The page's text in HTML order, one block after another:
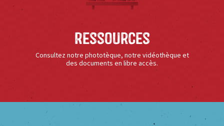
Ressources
Consultez notre phototèque, notre vidéothèque et
des documents en libre accès.